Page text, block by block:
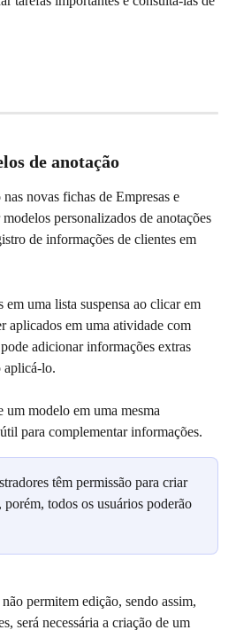
de anotação
nas novas fichas de Empresas e
personalizados de anotações
de informações de clientes em
uma lista suspensa ao clicar em
aplicados em uma atividade com
adicionar informações extras
aplicá-lo.
um modelo em uma mesma
para complementar informações.
têm permissão para criar
todos os usuários poderão
permitem edição, sendo assim,
será necessária a criação de um